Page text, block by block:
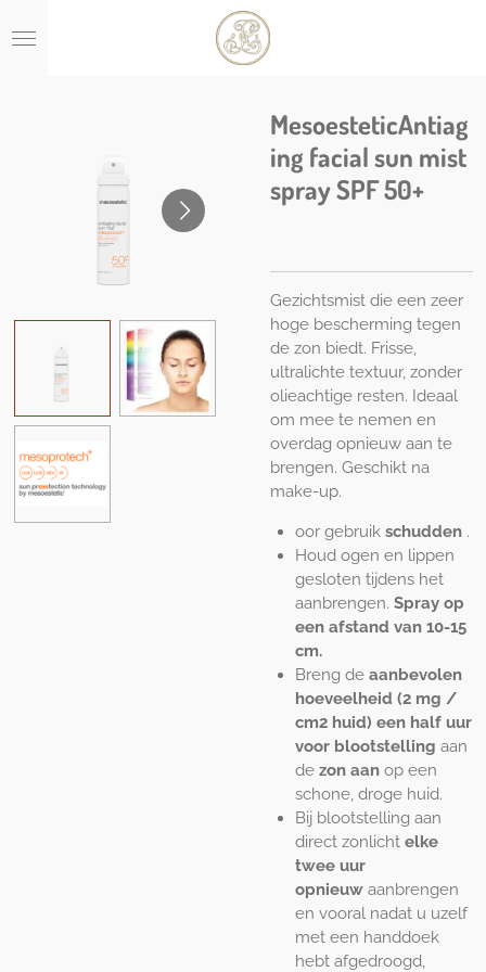
direct
MesoesteticAntiag
ing facial sun mist
spray SPF 50+
Gezichtsmist die een zeer
hoge bescherming tegen
de zon biedt. Frisse,
ultralichte textuur, zonder
olieachtige resten. Ideaal
om mee te nemen en
overdag opnieuw aan te
brengen. Geschikt na
make-up.
oor gebruik schudden .
Houd ogen en lippen
gesloten tijdens het
aanbrengen. Spray op
een afstand van 10-15
cm.
Breng de aanbevolen
hoeveelheid (2 mg /
cm2 huid) een half uur
voor blootstelling aan
de zon aan op een
schone, droge huid.
Bij blootstelling aan
direct zonlicht elke
twee uur
opnieuw aanbrengen
en vooral nadat u uzelf
met een handdoek
hebt afgedroogd,